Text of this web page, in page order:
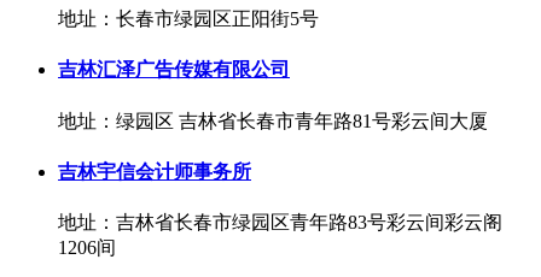
地址：长春市绿园区正阳街5号
吉林汇泽广告传媒有限公司
地址：绿园区 吉林省长春市青年路81号彩云间大厦
吉林宇信会计师事务所
地址：吉林省长春市绿园区青年路83号彩云间彩云阁
1206间